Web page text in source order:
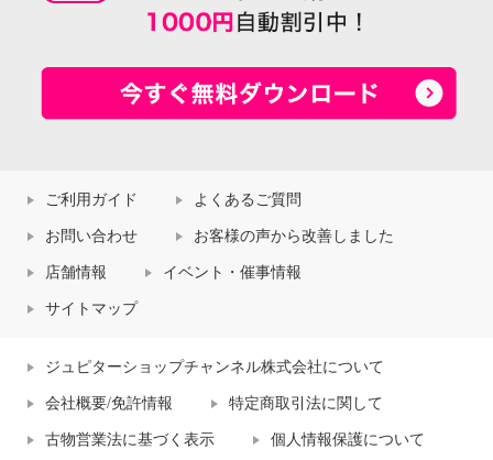
ご利用ガイド よくあるご質問
お問い合わせ お客様の声から改善しました
店舗情報 イベント・催事情報
サイトマップ
ジュピターショップチャンネル株式会社について
会社概要/免許情報 特定商取引法に関して
古物営業法に基づく表示 個人情報保護について